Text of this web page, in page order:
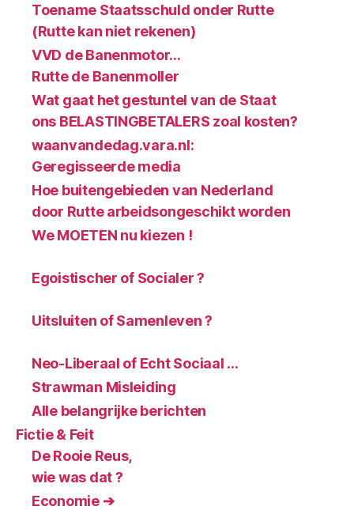
Toename Staatsschuld onder Rutte
(Rutte kan niet rekenen)
VVD de Banenmotor…
Rutte de Banenmoller
Wat gaat het gestuntel van de Staat
ons BELASTINGBETALERS zoal kosten?
waanvandedag.vara.nl:
Geregisseerde media
Hoe buitengebieden van Nederland
door Rutte arbeidsongeschikt worden
We MOETEN nu kiezen !
Egoistischer of Socialer ?
Uitsluiten of Samenleven ?
Neo-Liberaal of Echt Sociaal …
Strawman Misleiding
Alle belangrijke berichten
Fictie & Feit
De Rooie Reus,
wie was dat ?
Economie ➔